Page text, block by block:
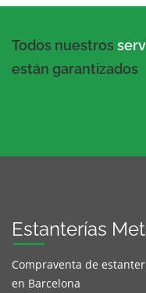
Todos nuestros
están garantizados
Estanterías
Compraventa de
en Barcelona